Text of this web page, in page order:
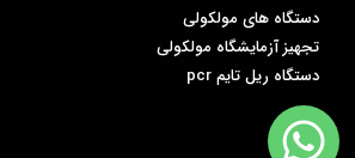
دستگاه های مولکولی
تجهیز آزمایشگاه مولکولی
دستگاه ریل تایم pcr